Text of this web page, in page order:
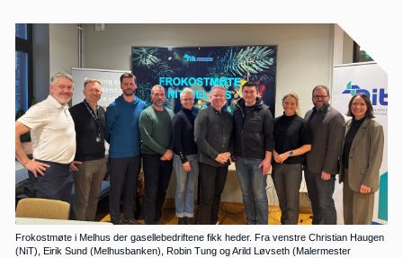
Frokostmøte i Melhus der gasellebedriftene fikk heder. Fra venstre Christian Haugen
(NiT), Eirik Sund (Melhusbanken), Robin Tung og Arild Løvseth (Malermester